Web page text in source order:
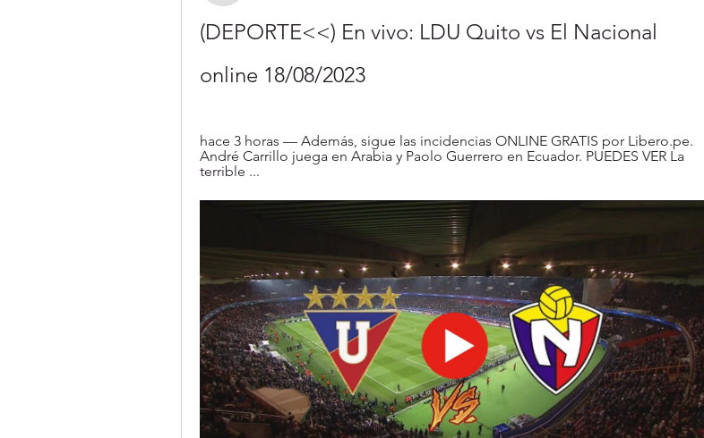
(DEPORTE<<) En vivo: LDU Quito vs El Nacional
online 18/08/2023
hace 3 horas — Además, sigue las incidencias ONLINE GRATIS por Libero.pe.
André Carrillo juega en Arabia y Paolo Guerrero en Ecuador. PUEDES VER La
terrible ...